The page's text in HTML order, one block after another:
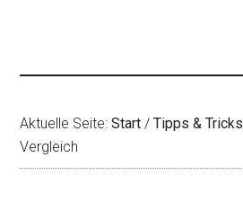
Aktuelle Seite:Start / Tipps & Tricks
Vergleich